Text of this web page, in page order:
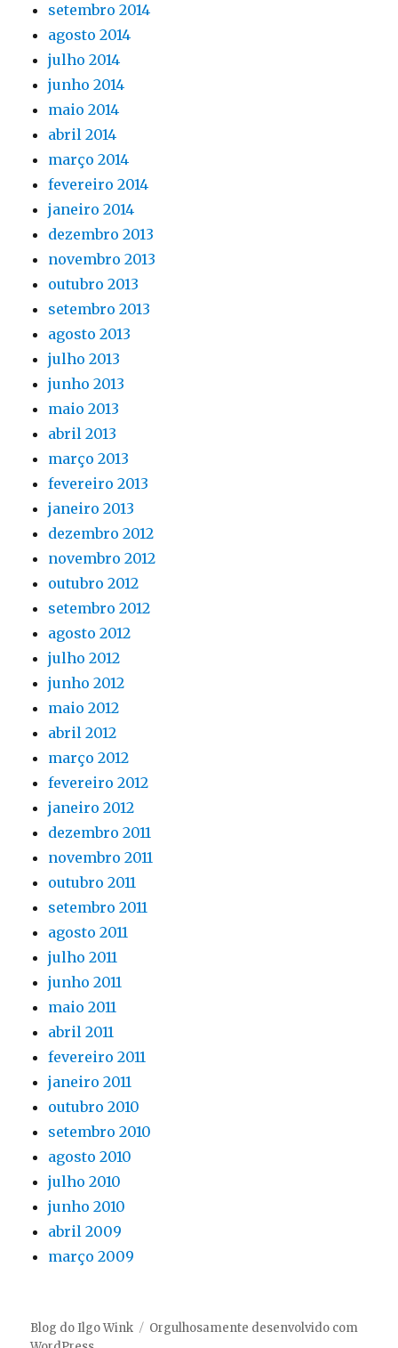
setembro 2014
agosto 2014
julho 2014
junho 2014
maio 2014
abril 2014
março 2014
fevereiro 2014
janeiro 2014
dezembro 2013
novembro 2013
outubro 2013
setembro 2013
agosto 2013
julho 2013
junho 2013
maio 2013
abril 2013
março 2013
fevereiro 2013
janeiro 2013
dezembro 2012
novembro 2012
outubro 2012
setembro 2012
agosto 2012
julho 2012
junho 2012
maio 2012
abril 2012
março 2012
fevereiro 2012
janeiro 2012
dezembro 2011
novembro 2011
outubro 2011
setembro 2011
agosto 2011
julho 2011
junho 2011
maio 2011
abril 2011
fevereiro 2011
janeiro 2011
outubro 2010
setembro 2010
agosto 2010
julho 2010
junho 2010
abril 2009
março 2009
Blog do Ilgo Wink
Orgulhosamente desenvolvido com